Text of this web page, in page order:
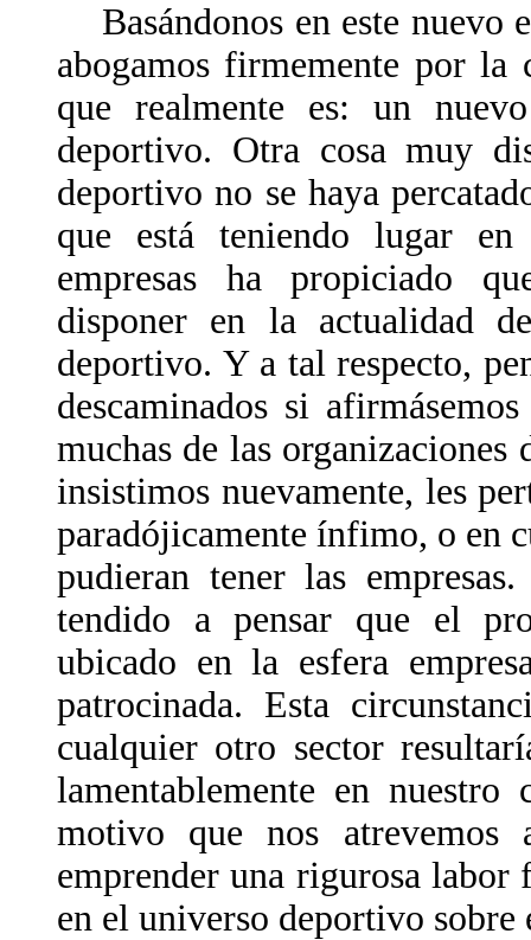
Basándonos en este nuevo
abogamos firmemente por
que realmente es: un
deportivo. Otra cosa muy
deportivo no se haya
que está teniendo lugar
empresas ha propiciado
disponer en la actualidad
deportivo. Y a tal respecto,
descaminados si
muchas de las
insistimos nuevamente, les
paradójicamente ínfimo, o en
pudieran tener las
tendido a pensar que el
ubicado en la esfera
patrocinada. Esta
cualquier otro sector
lamentablemente en
motivo que nos atrevemos
emprender una rigurosa labor
en el universo deportivo